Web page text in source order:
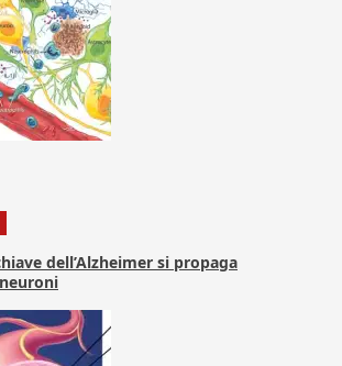
dell’Alzheimer si propaga